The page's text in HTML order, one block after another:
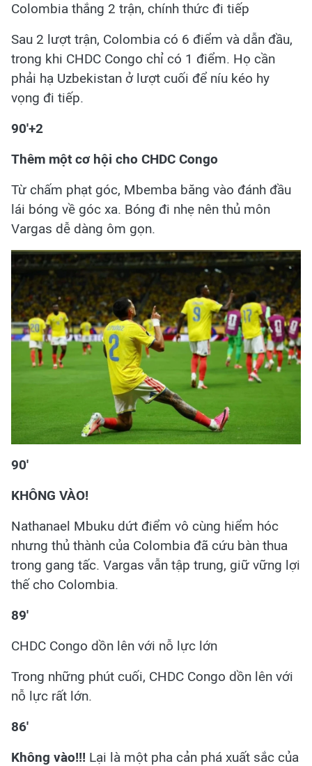
Colombia thắng 2 trận, chính thức đi tiếp
Sau 2 lượt trận, Colombia có 6 điểm và dẫn đầu,
trong khi CHDC Congo chỉ có 1 điểm. Họ cần
phải hạ Uzbekistan ở lượt cuối để níu kéo hy
vọng đi tiếp.
90'+2
Thêm một cơ hội cho CHDC Congo
Từ chấm phạt góc, Mbemba băng vào đánh đầu
lái bóng về góc xa. Bóng đi nhẹ nên thủ môn
Vargas dễ dàng ôm gọn.
90'
KHÔNG VÀO!
Nathanael Mbuku dứt điểm vô cùng hiểm hóc
nhưng thủ thành của Colombia đã cứu bàn thua
trong gang tấc. Vargas vẫn tập trung, giữ vững lợi
thế cho Colombia.
89'
CHDC Congo dồn lên với nỗ lực lớn
Trong những phút cuối, CHDC Congo dồn lên với
nỗ lực rất lớn.
86'
Không vào!!! Lại là một pha cản phá xuất sắc của